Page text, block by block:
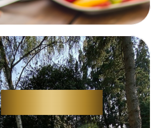
BEWEEGZONE